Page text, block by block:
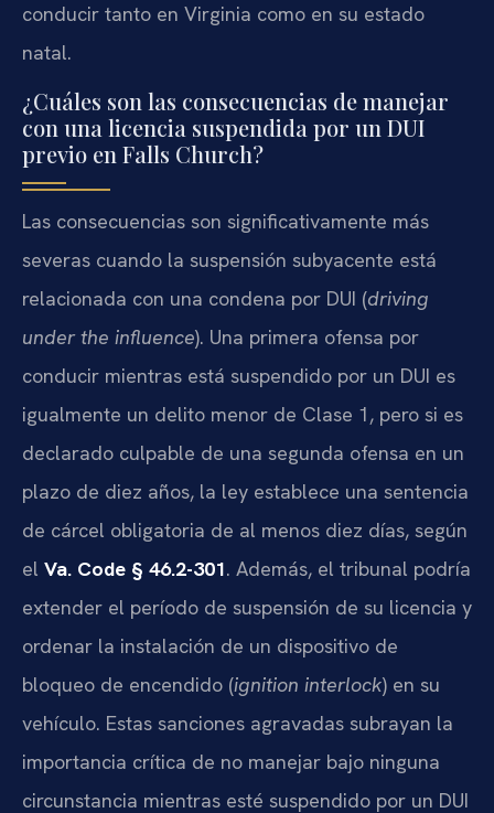
conducir tanto en Virginia como en su estado
natal.
¿Cuáles son las consecuencias de manejar
con una licencia suspendida por un DUI
previo en Falls Church?
Las consecuencias son significativamente más
severas cuando la suspensión subyacente está
relacionada con una condena por DUI (driving
under the influence). Una primera ofensa por
conducir mientras está suspendido por un DUI es
igualmente un delito menor de Clase 1, pero si es
declarado culpable de una segunda ofensa en un
plazo de diez años, la ley establece una sentencia
de cárcel obligatoria de al menos diez días, según
el Va. Code § 46.2-301. Además, el tribunal podría
extender el período de suspensión de su licencia y
ordenar la instalación de un dispositivo de
bloqueo de encendido (ignition interlock) en su
vehículo. Estas sanciones agravadas subrayan la
importancia crítica de no manejar bajo ninguna
circunstancia mientras esté suspendido por un DUI